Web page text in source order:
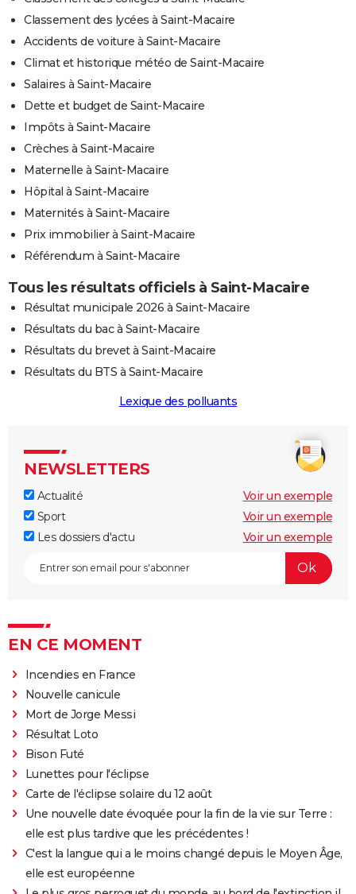
Classement des lycées à Saint-Macaire
Accidents de voiture à Saint-Macaire
Climat et historique météo de Saint-Macaire
Salaires à Saint-Macaire
Dette et budget de Saint-Macaire
Impôts à Saint-Macaire
Crèches à Saint-Macaire
Maternelle à Saint-Macaire
Hôpital à Saint-Macaire
Maternités à Saint-Macaire
Prix immobilier à Saint-Macaire
Référendum à Saint-Macaire
Tous les résultats officiels à Saint-Macaire
Résultat municipale 2026 à Saint-Macaire
Résultats du bac à Saint-Macaire
Résultats du brevet à Saint-Macaire
Résultats du BTS à Saint-Macaire
Lexique des polluants
NEWSLETTERS
Actualité
Voir un exemple
Sport
Voir un exemple
Les dossiers d'actu
Voir un exemple
EN CE MOMENT
Incendies en France
Nouvelle canicule
Mort de Jorge Messi
Résultat Loto
Bison Futé
Lunettes pour l'éclipse
Carte de l'éclipse solaire du 12 août
Une nouvelle date évoquée pour la fin de la vie sur Terre :
elle est plus tardive que les précédentes !
C'est la langue qui a le moins changé depuis le Moyen Âge,
elle est européenne